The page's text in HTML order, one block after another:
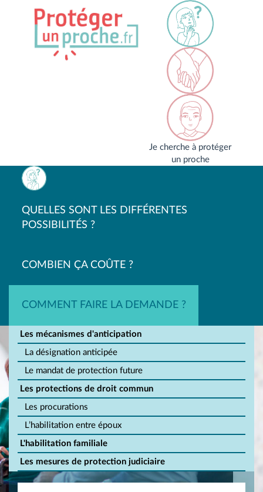
Je cherche à protéger
un proche
QUELLES SONT LES DIFFÉRENTES
POSSIBILITÉS ?
COMBIEN ÇA COÛTE ?
COMMENT FAIRE LA DEMANDE ?
Les mécanismes d'anticipation
La désignation anticipée
Le mandat de protection future
Les protections de droit commun
Les procurations
L’habilitation entre époux
L'habilitation familiale
Les mesures de protection judiciaire